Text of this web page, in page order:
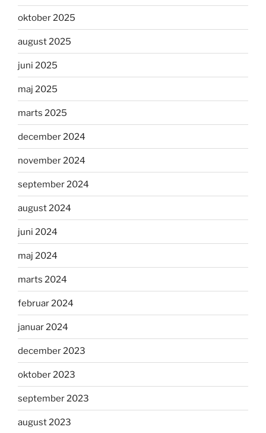
oktober 2025
august 2025
juni 2025
maj 2025
marts 2025
december 2024
november 2024
september 2024
august 2024
juni 2024
maj 2024
marts 2024
februar 2024
januar 2024
december 2023
oktober 2023
september 2023
august 2023